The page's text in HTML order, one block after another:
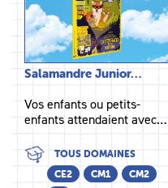
Salamandre Junior…
Vos enfants ou petits-
enfants attendaient avec…
TOUS DOMAINES
CE2
CM1
CM2